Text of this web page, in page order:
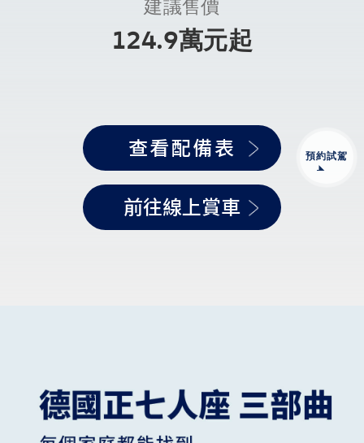
預約試駕
建議售價
124.9萬元起
查看配備表
前往線上賞車